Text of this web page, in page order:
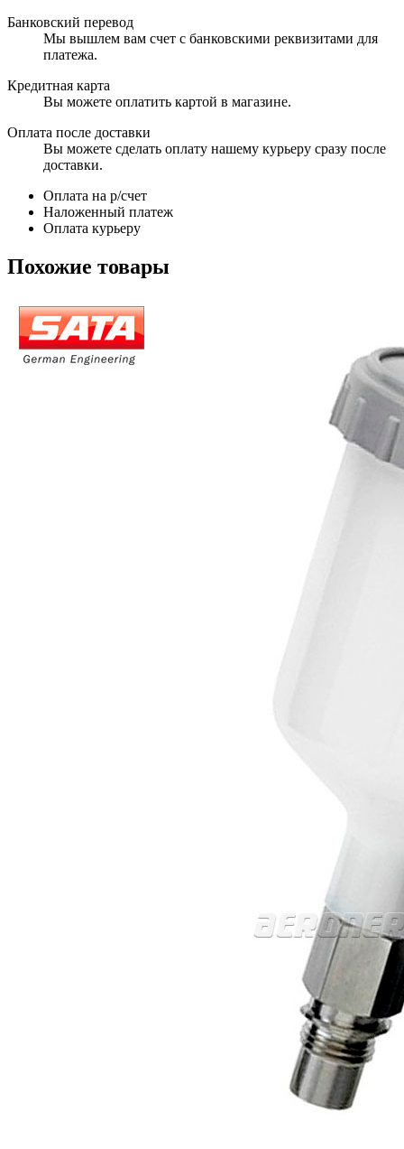
Банковский перевод
Мы вышлем вам счет с банковскими реквизитами для
платежа.
Кредитная карта
Вы можете оплатить картой в магазине.
Оплата после доставки
Вы можете сделать оплату нашему курьеру сразу после
доставки.
Оплата на р/счет
Наложенный платеж
Оплата курьеру
Похожие товары